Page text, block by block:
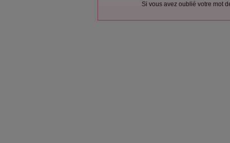
Si vous avez oublié votre mot